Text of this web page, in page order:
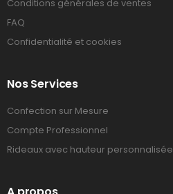
Conditions générales de ventes
FAQ
Confidentialité et cookies
Nos Services
Confection sur Mesure
Compte Professionnel
Rideaux avec hauteur personnalisée